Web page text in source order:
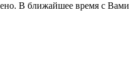
В ближайшее время с Вами